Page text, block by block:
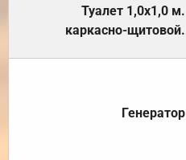
Туалет 1,0х1,0 м.
каркасно-щитовой.
Генератор